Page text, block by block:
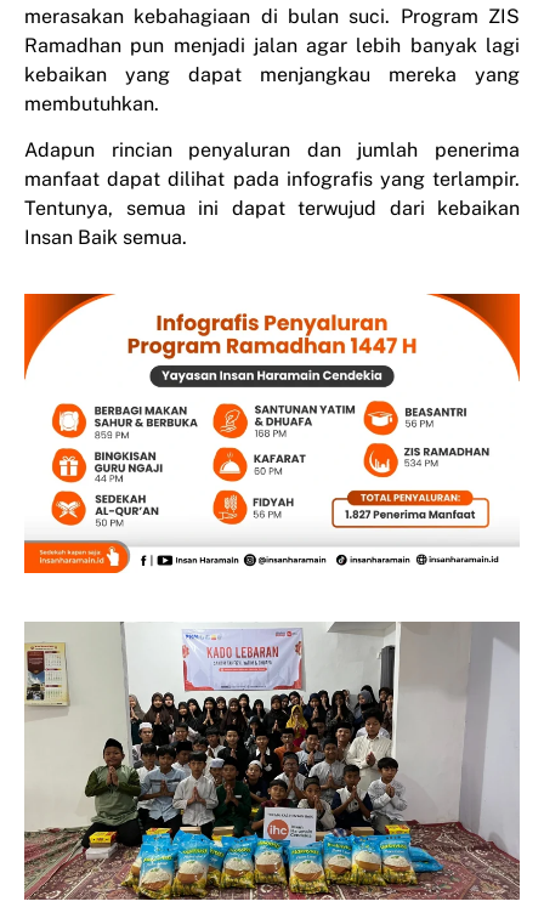
merasakan kebahagiaan di bulan suci. Program ZIS
Ramadhan pun menjadi jalan agar lebih banyak lagi
kebaikan yang dapat menjangkau mereka yang
membutuhkan.
Adapun rincian penyaluran dan jumlah penerima
manfaat dapat dilihat pada infografis yang terlampir.
Tentunya, semua ini dapat terwujud dari kebaikan
Insan Baik semua.